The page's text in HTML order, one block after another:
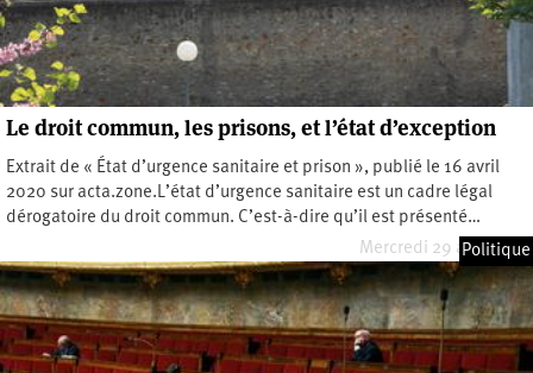
Le droit commun, les prisons, et l’état d’exception
Extrait de « État d’urgence sanitaire et prison », publié le 16 avril
2020 sur acta.zone.L’état d’urgence sanitaire est un cadre légal
dérogatoire du droit commun. C’est-à-dire qu’il est présenté…
Mercredi 29 avril 2020
Politique